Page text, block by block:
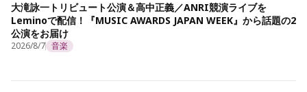
大滝詠一トリビュート公演＆高中正義／ANRI競演ライブを
Leminoで配信！『MUSIC AWARDS JAPAN WEEK』から話題の2
公演をお届け
2026/8/7 音楽